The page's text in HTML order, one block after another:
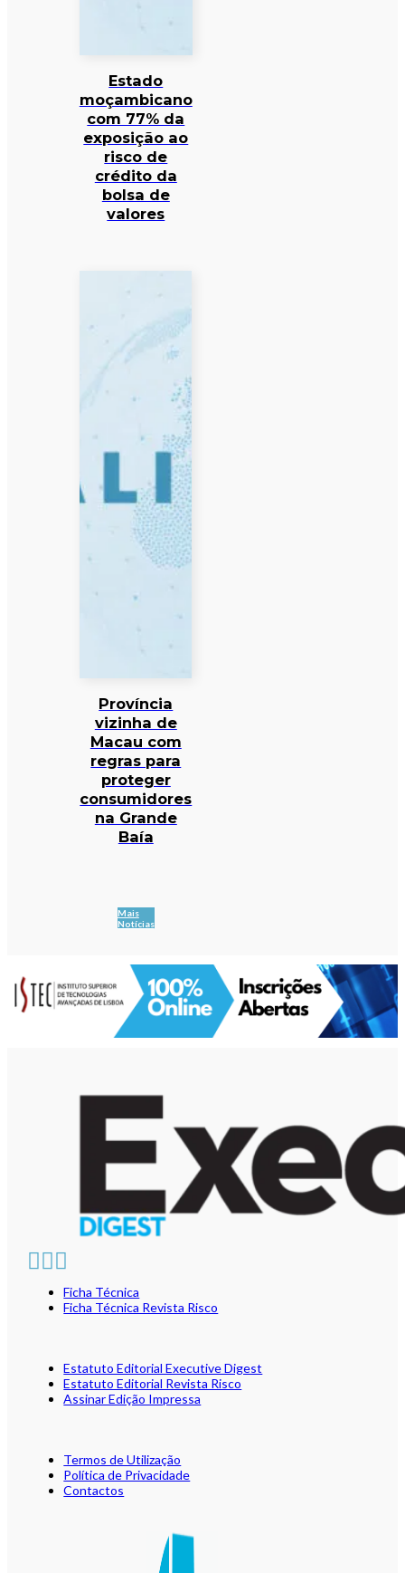
Estado
moçambicano
com 77% da
exposição ao
risco de
crédito da
bolsa de
valores
Província
vizinha de
Macau com
regras para
proteger
consumidores
na Grande
Baía
Mais
Notícias
Ficha Técnica
Ficha Técnica Revista Risco
Estatuto Editorial Executive Digest
Estatuto Editorial Revista Risco
Assinar Edição Impressa
Termos de Utilização
Política de Privacidade
Contactos